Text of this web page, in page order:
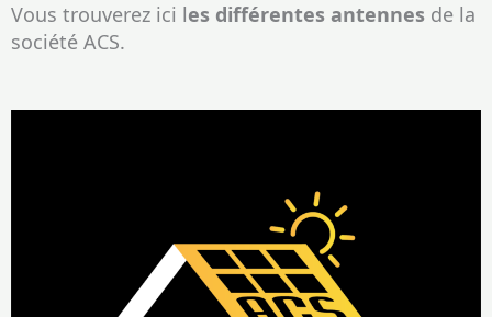
Vous trouverez ici les différentes antennes de la
société ACS.